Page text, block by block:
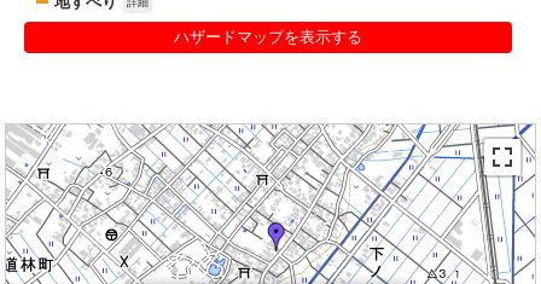
ハザードマップを表示する